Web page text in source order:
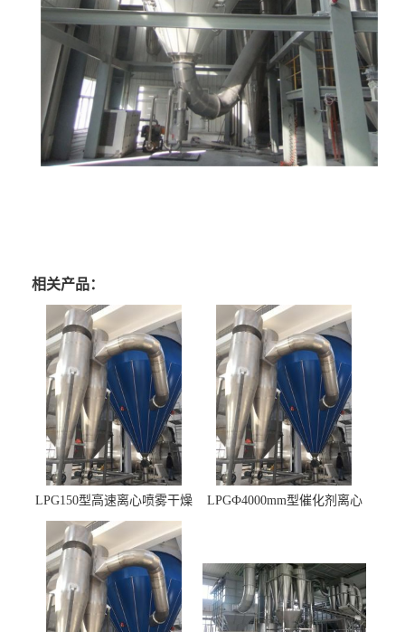
相关产品：
LPG150型高速离心喷雾干燥
机 φ2.85m
LPGФ4000mm型催化剂离心